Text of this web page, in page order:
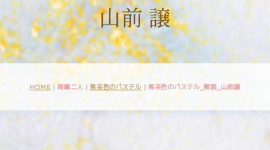
山前 譲
HOME | 岡嶋二人 |焦茶色のパステル |焦茶色のパステル_解説_山前譲